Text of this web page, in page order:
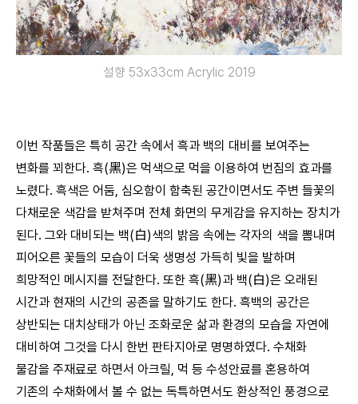
설향 53x33cm Acrylic 2019
이번 작품들은 특히 공간 속에서 흑과 백의 대비를 보여주는
변화를 꾀한다. 흑(黑)은 먹색으로 먹을 이용하여 번짐의 효과를
노렸다. 흑색은 어둠, 심오함이 함축된 공간이면서도 주변 들꽃의
다채로운 색감을 받쳐주며 전체 화면의 무게감을 유지하는 장치가
된다. 그와 대비되는 백(白)색의 밝음 속에는 각자의 색을 뽐내며
피어오른 꽃들의 모습이 더욱 생명성 가득히 빛을 발하며
희망적인 메시지를 전달한다. 또한 흑(黑)과 백(白)은 오래된
시간과 현재의 시간의 공존을 말하기도 한다. 흑백의 공간은
상반되는 대치상태가 아닌 조화로운 삶과 환경의 모습을 자연에
대비하여 그것을 다시 한번 판타지아로 명명하였다. 수채화
물감을 주재료로 하면서 아크릴, 먹 등 수성안료를 혼용하여
기존의 수채화에서 볼 수 없는 독특하면서도 환상적인 풍경으로